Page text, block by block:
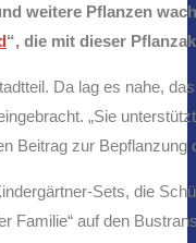
weitere Pflanzen
“, die mit dieser
Da lag es nahe,
„Sie
Beitrag zur
Sets, die
Familie“ auf den